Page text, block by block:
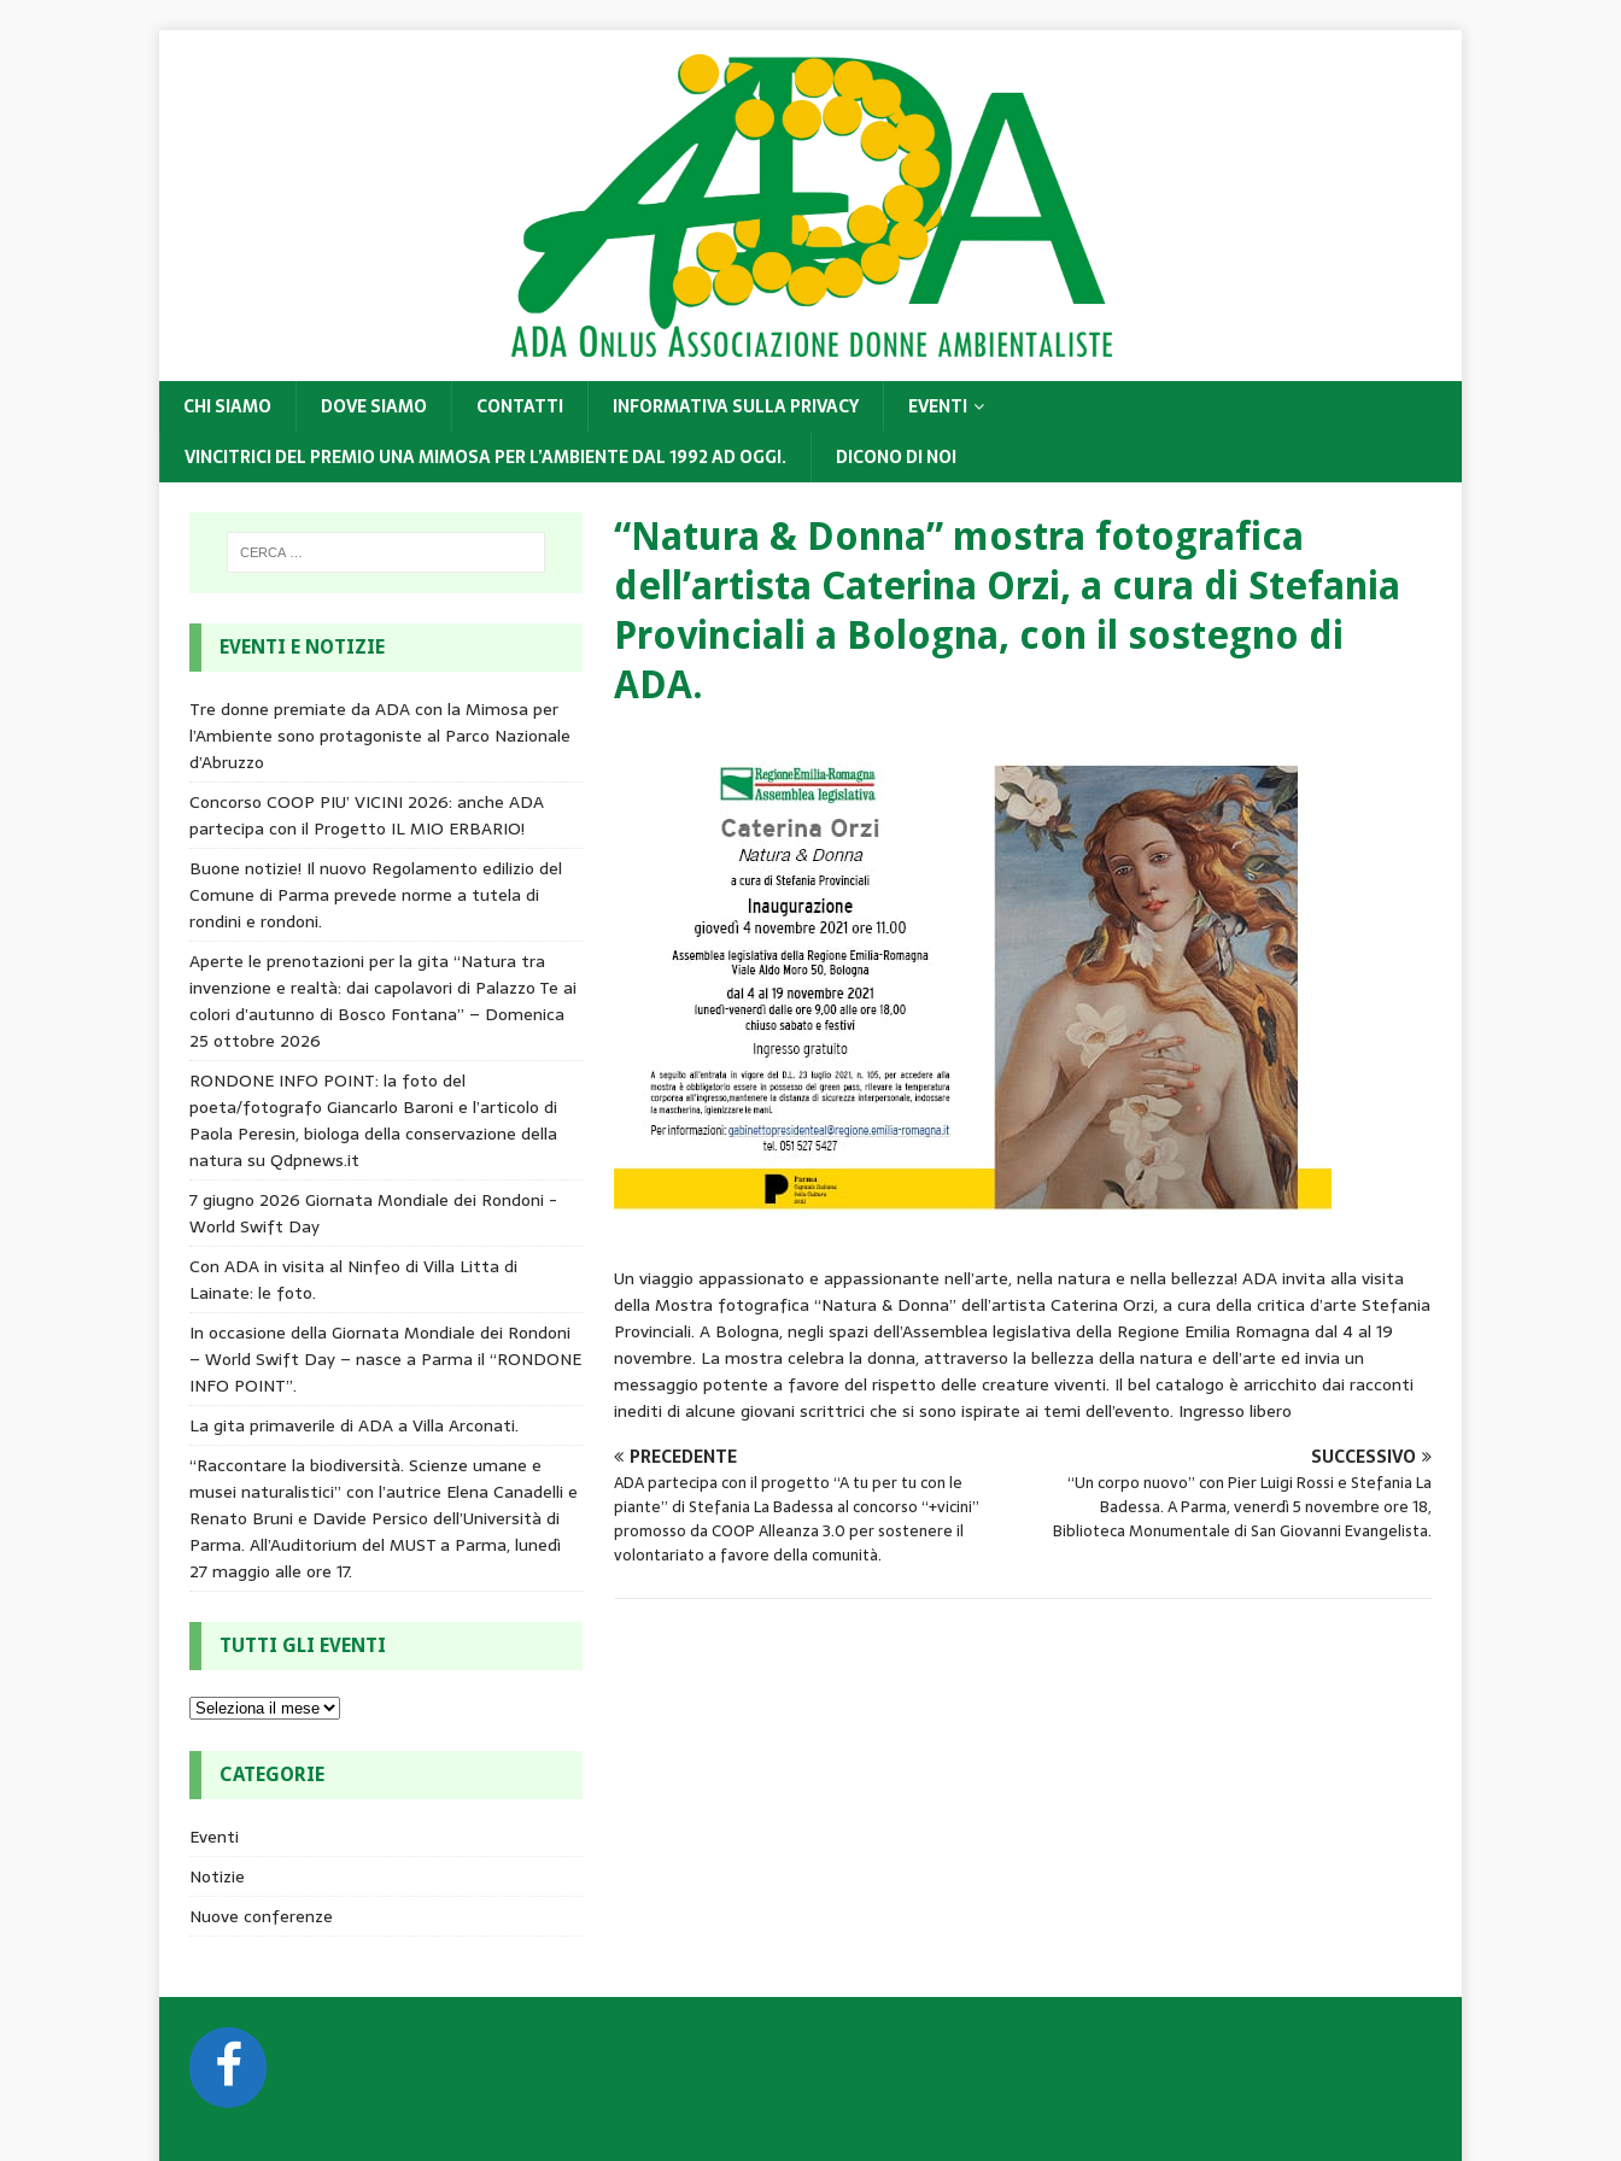
CHI SIAMO DOVE SIAMO CONTATTI INFORMATIVA SULLA PRIVACY
EVENTI
VINCITRICI DEL PREMIO UNA MIMOSA PER L’AMBIENTE DAL 1992 AD OGGI.
DICONO DI NOI
“Natura & Donna” mostra fotografica
dell’artista Caterina Orzi, a cura di Stefania
Provinciali a Bologna, con il sostegno di
ADA.
Un viaggio appassionato e appassionante nell’arte, nella natura e nella bellezza! ADA invita alla visita
della Mostra fotografica “Natura & Donna” dell’artista Caterina Orzi, a cura della critica d’arte Stefania
Provinciali. A Bologna, negli spazi dell’Assemblea legislativa della Regione Emilia Romagna dal 4 al 19
novembre. La mostra celebra la donna, attraverso la bellezza della natura e dell’arte ed invia un
messaggio potente a favore del rispetto delle creature viventi. Il bel catalogo è arricchito dai racconti
inediti di alcune giovani scrittrici che si sono ispirate ai temi dell’evento. Ingresso libero
PRECEDENTE
ADA partecipa con il progetto “A tu per tu con le
piante” di Stefania La Badessa al concorso “+vicini”
promosso da COOP Alleanza 3.0 per sostenere il
volontariato a favore della comunità.
SUCCESSIVO
“Un corpo nuovo” con Pier Luigi Rossi e Stefania La
Badessa. A Parma, venerdì 5 novembre ore 18,
Biblioteca Monumentale di San Giovanni Evangelista.
EVENTI E NOTIZIE
Tre donne premiate da ADA con la Mimosa per
l’Ambiente sono protagoniste al Parco Nazionale
d’Abruzzo
Concorso COOP PIU’ VICINI 2026: anche ADA
partecipa con il Progetto IL MIO ERBARIO!
Buone notizie! Il nuovo Regolamento edilizio del
Comune di Parma prevede norme a tutela di
rondini e rondoni.
Aperte le prenotazioni per la gita “Natura tra
invenzione e realtà: dai capolavori di Palazzo Te ai
colori d’autunno di Bosco Fontana” – Domenica
25 ottobre 2026
RONDONE INFO POINT: la foto del
poeta/fotografo Giancarlo Baroni e l’articolo di
Paola Peresin, biologa della conservazione della
natura su Qdpnews.it
7 giugno 2026 Giornata Mondiale dei Rondoni -
World Swift Day
Con ADA in visita al Ninfeo di Villa Litta di
Lainate: le foto.
In occasione della Giornata Mondiale dei Rondoni
– World Swift Day – nasce a Parma il “RONDONE
INFO POINT”.
La gita primaverile di ADA a Villa Arconati.
“Raccontare la biodiversità. Scienze umane e
musei naturalistici” con l’autrice Elena Canadelli e
Renato Bruni e Davide Persico dell’Università di
Parma. All’Auditorium del MUST a Parma, lunedì
27 maggio alle ore 17.
TUTTI GLI EVENTI
CATEGORIE
Eventi
Notizie
Nuove conferenze